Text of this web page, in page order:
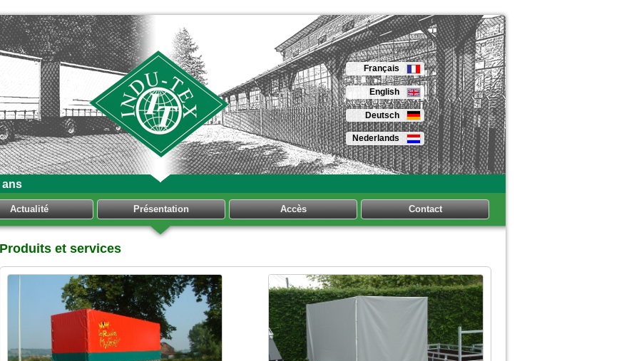
ans
Français
English
Deutsch
Nederlands
Actualité Présentation Accès Contact
Produits et services